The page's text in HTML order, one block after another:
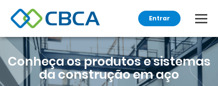
Entrar
Conheça os produtos e sistemas
daconstrução em aço